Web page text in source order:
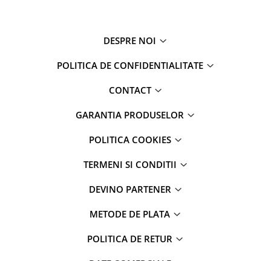
DESPRE NOI
POLITICA DE CONFIDENTIALITATE
CONTACT
GARANTIA PRODUSELOR
POLITICA COOKIES
TERMENI SI CONDITII
DEVINO PARTENER
METODE DE PLATA
POLITICA DE RETUR